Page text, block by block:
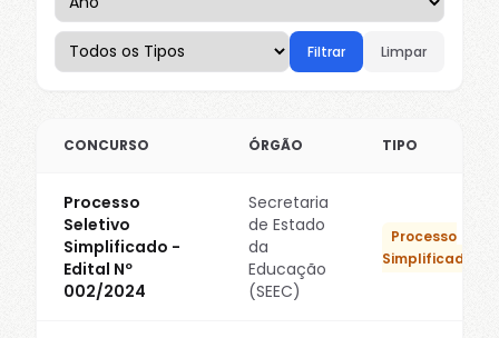
Filtrar Limpar
CONCURSO ÓRGÃO TIPO
Processo
Seletivo
Simplificado -
Edital Nº
002/2024
Secretaria
de Estado
da
Educação
(SEEC)
Processo
Simplificado